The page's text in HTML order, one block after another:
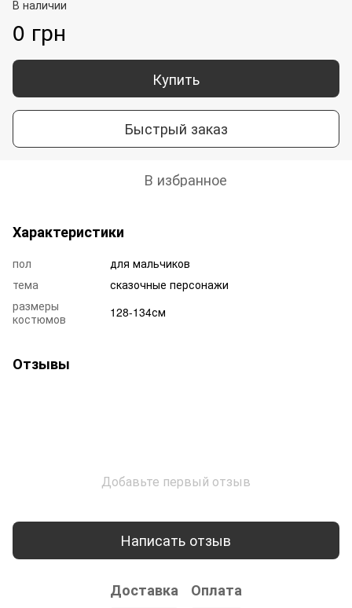
В наличии
0 грн
Купить
Быстрый заказ
В избранное
Характеристики
пол
для мальчиков
тема
сказочные персонажи
размеры
костюмов
128-134см
Отзывы
Добавьте первый отзыв
Написать отзыв
Доставка Оплата